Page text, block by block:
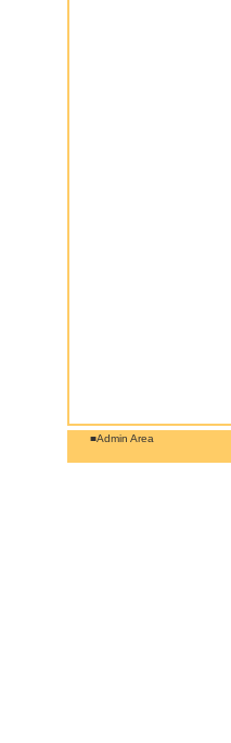
■Admin Area